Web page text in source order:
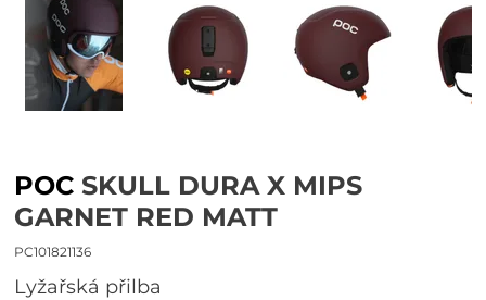
POC SKULL DURA X MIPS
GARNET RED MATT
PC101821136
lyžařská přilba